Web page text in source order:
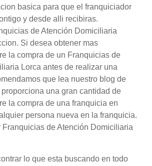
basica para que el franquiciador
y desde alli recibiras.
de Atención Domiciliaria
Si desea obtener mas
la compra de un Franquicias de
Lorca antes de realizar una
que lea nuestro blog de
una gran cantidad de
la compra de una franquicia en
persona nueva en la franquicia.
Franquicias de Atención Domiciliaria
lo que esta buscando en todo